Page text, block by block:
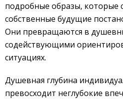
подробные образы, которые
собственные будущие
Они превращаются в
содействующими
ситуациях.
Душевная глубина
превосходит неглубокие